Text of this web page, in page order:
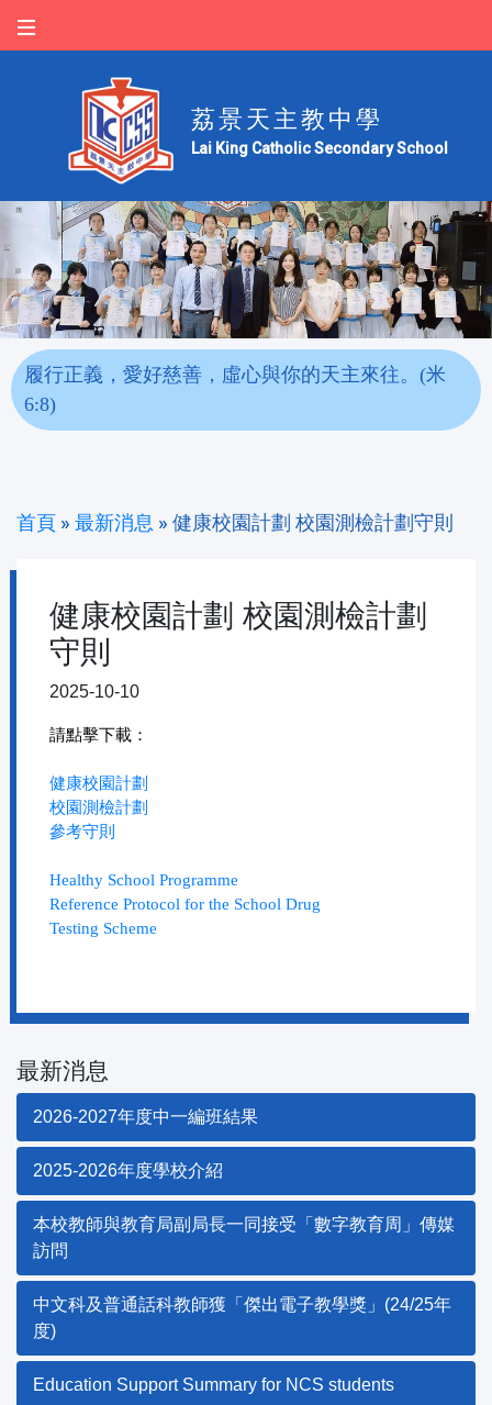
荔景天主教中學
Lai King Catholic Secondary School
履行正義，愛好慈善，虛心與你的天主來往。(米
6:8)
首頁 » 最新消息 » 健康校園計劃 校園測檢計劃守則
健康校園計劃 校園測檢計劃
守則
2025-10-10
請點擊下載：
健康校園計劃
校園測檢計劃
參考守則
Healthy School Programme
Reference Protocol for the School Drug
Testing Scheme
最新消息
2026-2027年度中一編班結果
2025-2026年度學校介紹
本校教師與教育局副局長一同接受「數字教育周」傳媒
訪問
中文科及普通話科教師獲「傑出電子教學獎」(24/25年
度)
Education Support Summary for NCS students